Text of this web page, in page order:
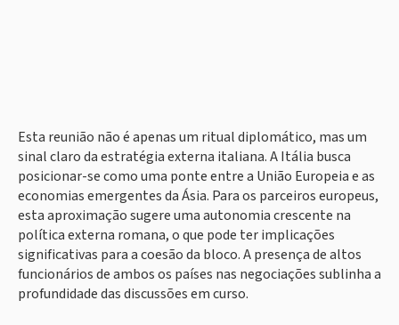
Esta reunião não é apenas um ritual diplomático, mas um
sinal claro da estratégia externa italiana. A Itália busca
posicionar-se como uma ponte entre a União Europeia e as
economias emergentes da Ásia. Para os parceiros europeus,
esta aproximação sugere uma autonomia crescente na
política externa romana, o que pode ter implicações
significativas para a coesão da bloco. A presença de altos
funcionários de ambos os países nas negociações sublinha a
profundidade das discussões em curso.